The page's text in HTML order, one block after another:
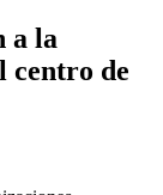
a la
centro de